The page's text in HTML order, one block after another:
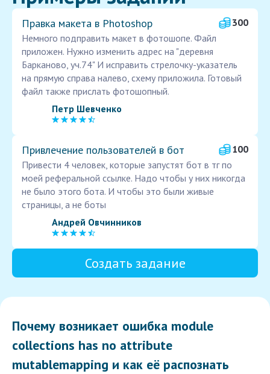
Правка макета в Photoshop
300
Немного подправить макет в фотошопе. Файл
приложен. Нужно изменить адрес на "деревня
Барканово, уч.74" И исправить стрелочку-указатель
на прямую справа налево, схему приложила. Готовый
файл также прислать фотошопный.
Петр Шевченко
Привлечение пользователей в бот
100
Привести 4 человек, которые запустят бот в тг по
моей реферальной ссылке. Надо чтобы у них никогда
не было этого бота. И чтобы это были живые
страницы, а не боты
Андрей Овчинников
Создать задание
Почему возникает ошибка module
collections has no attribute
mutablemapping и как её распознать